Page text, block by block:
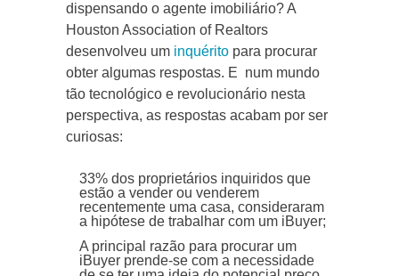
dispensando o agente imobiliário? A
Houston Association of Realtors
desenvolveu um inquérito para procurar
obter algumas respostas. E num mundo
tão tecnológico e revolucionário nesta
perspectiva, as respostas acabam por ser
curiosas:
33% dos proprietários inquiridos que
estão a vender ou venderem
recentemente uma casa, consideraram
a hipótese de trabalhar com um iBuyer;
A principal razão para procurar um
iBuyer prende-se com a necessidade